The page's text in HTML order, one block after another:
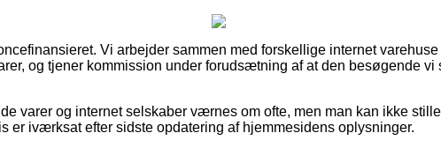
Vi arbejder sammen med forskellige internet
og tjener kommission under forudsætning af at den besøgende vi
varer og internet selskaber værnes om ofte, men man kan ikke
er iværksat efter sidste opdatering af hjemmesidens oplysninger.